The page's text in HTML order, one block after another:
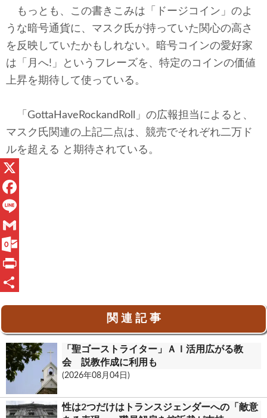
もっとも、この書きこみは「ドージコイン」のよ
うな暗号通貨に、マスク氏が持っていた関心の高さ
を反映していたかもしれない。暗号コインの愛好家
は「月へ!」というフレーズを、特定のコインの価値
上昇を期待して使っている。
「GottaHaveRockandRoll」の広報担当によると、
マスク氏関連の上記二点は、競売でそれぞれ二万ド
ルを超える と期待されている。
X
F
a
c
e
b
L
n
e
G
m
a
O
u
.
P
関 連 記 事
「聖ゴーストライター」ＡＩ活用広がる教
会 説教作成に利用も
(2026年08月04日)
性は2つだけはトランスジェンダーへの「敵意